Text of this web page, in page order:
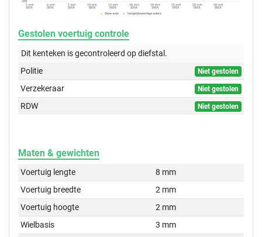
Gestolen voertuig controle
Dit kenteken is gecontroleerd opdiefstal.
Politie
Niet gestolen
Verzekeraar Niet gestolen
RDW Niet gestolen
Maten & gewichten
Voertuig lengte
8 mm
Voertuig breedte
2 mm
Voertuig hoogte
2 mm
Wielbasis
3 mm